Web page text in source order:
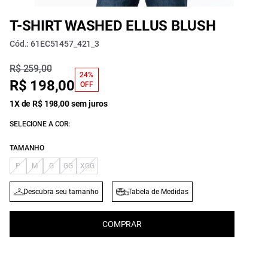
T-SHIRT WASHED ELLUS BLUSH
Cód.: 61EC51457_421_3
R$ 259,00
R$ 198,00
24%
OFF
1X de R$ 198,00 sem juros
SELECIONE A COR:
TAMANHO
P M G GG XGG
Descubra seu tamanho Tabela de Medidas
COMPRAR